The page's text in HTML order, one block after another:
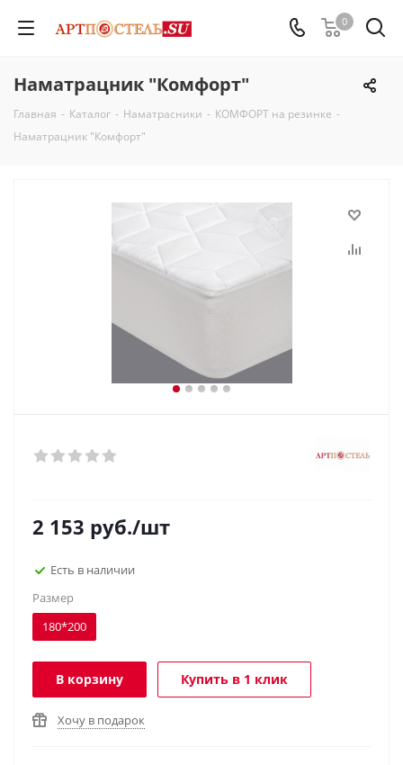
0
Наматрацник "Комфорт"
Главная - Каталог - Наматрасники - КОМФОРТ на резинке -
Наматрацник "Комфорт"
2 153 руб./шт
Есть в наличии
Размер
180*200
В корзину Купить в 1 клик
Хочу в подарок